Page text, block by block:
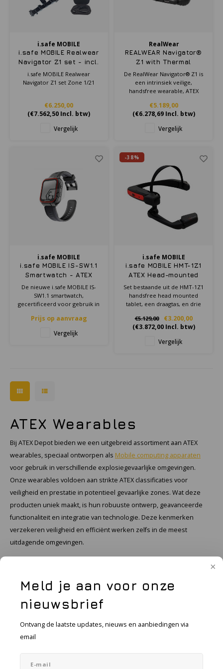
Meld je aan voor onze
nieuwsbrief
Ontvang de laatste updates, nieuws en aanbiedingen via
email
ECOM Intruments
Panasonic
RealWear
Ruggear
Samsung
Sonim
Sorama
Streamlight
Accessoires & onderdelen
ATEX Werkverlichting
ATEX Waarschuwingslampen
Accessoires & onderdelen
i.safe MOBILE
i.safe MOBILE Realwear
Navigator Z1 set - incl.
accessoires
i.safe MOBILE Realwear
Navigator Z1 set Zone 1/21
€6.250,00
(€7.562,50 Incl. btw)
Vergelijk
RealWear
REALWEAR Navigator®
Z1 with Thermal
Camera
De RealWear Navigator® Z1 is
een intrinsiek veilige,
handsfree wearable, ATEX
ontworpen voor gevaarlijke
omgevingen. Ideaal voor olie
& gas, mijnbouw en
farmaceutische industrieën
€5.189,00
(€6.278,69Incl. btw)
Vergelijk
i.safe MOBILE
i.safe MOBILE IS-SW1.1
Smartwatch - ATEX
Zone 1/21
De nieuwe i.safe MOBILE IS-
SW1.1 smartwatch,
gecertificeerd voor gebruik in
Prijs op aanvraag
Vergelijk
-38%
i.safe MOBILE
i.safe MOBILE HMT-1Z1
ATEX Head-mounted
tablet inclusief
accessoires
Set bestaande uit de HMT-1Z1
handsfree head mounted
tablet, een draagtas, en drie
ontworpen voor MSA helmen
met voorrand. Te gebruiken
bij werkzaamheden in het
gevaarlijke gebied 1/21 of CSA
€5.129,00
€3.200,00
(€3.872,00Incl. btw)
Vergelijk
ATEX Wearables
Bij ATEX Depot bieden we een uitgebreid assortiment aan ATEX
wearables, speciaal ontworpen als Mobile computing apparaten
voor gebruik in verschillende explosiegevaarlijke omgevingen.
Onze wearables voldoen aan strikte ATEX classificaties voor
veiligheid en prestatie in potentieel gevaarlijke zones. Wat deze
producten uniek maakt, is hun robuuste ontwerp, geavanceerde
functionaliteit en integratie van technologie. Deze kenmerken
verzekeren veiligheid en efficiënt werken zelfs in de meest
uitdagende omgevingen.
ATEX-wearables vinden hun toepassing in diverse industrieën waar
potentieel explosiegevaar een zorg kan zijn. Denk hierbij
bijvoorbeeld aan de olie- en gassector, chemische fabrieken, de
werknemers niet alleen de mogelijkheid om belangrijke informatie
in real-time te ontvangen, maar ook om veilig met elkaar te
communiceren. Werknemers kunnen bijvoorbeeld doorgeven op
welke locaties zij zich bevinden of wat er in hun omgeving gebeurt